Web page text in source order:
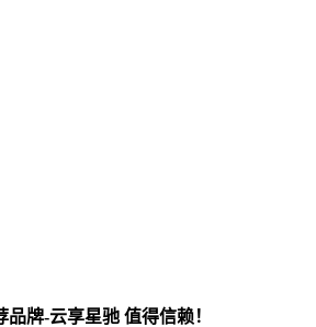
牌-云享星驰 值得信赖！